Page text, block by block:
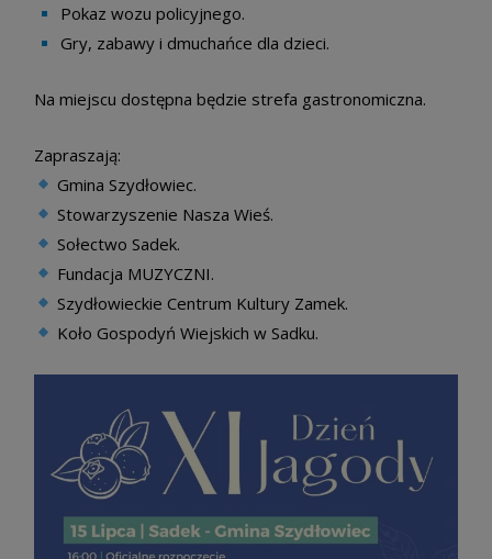
Pokaz wozu policyjnego.
Gry, zabawy i dmuchańce dla dzieci.
Na miejscu dostępna będzie strefa gastronomiczna.
Zapraszają:
Gmina Szydłowiec.
Stowarzyszenie Nasza Wieś.
Sołectwo Sadek.
Fundacja MUZYCZNI.
Szydłowieckie Centrum Kultury Zamek.
Koło Gospodyń Wiejskich w Sadku.